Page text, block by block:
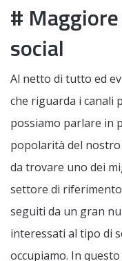
#
social
Al netto di tutto ed
che riguarda i canali
possiamo parlare in
popolarità del nostro
da trovare uno dei
settore di
seguiti da un gran
interessati al tipo di
occupiamo. In